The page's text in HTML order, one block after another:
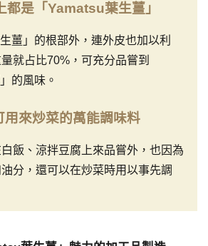
都是「Yamatsu葉生薑」
薑」的根部外，連外皮也加以利
就占比70%，可充分品嘗到
的風味。
用來炒菜的萬能調味料
飯、涼拌豆腐上來品嘗外，也因為
分，還可以在炒菜時用以事先調